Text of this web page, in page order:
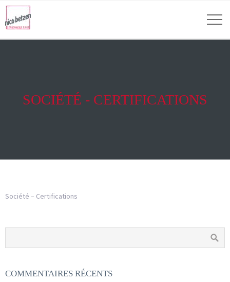
SOCIÉTÉ - CERTIFICATIONS
Société – Certifications
COMMENTAIRES RÉCENTS